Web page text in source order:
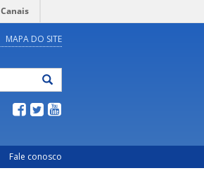
Canais
MAPA DO SITE
Fale conosco